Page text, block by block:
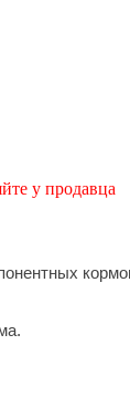
у продавца